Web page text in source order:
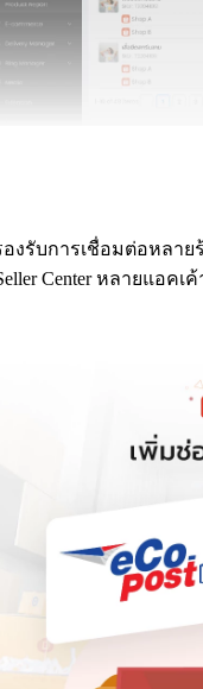
องรับการเชื่อมต่อห
Center หลายแอคเ